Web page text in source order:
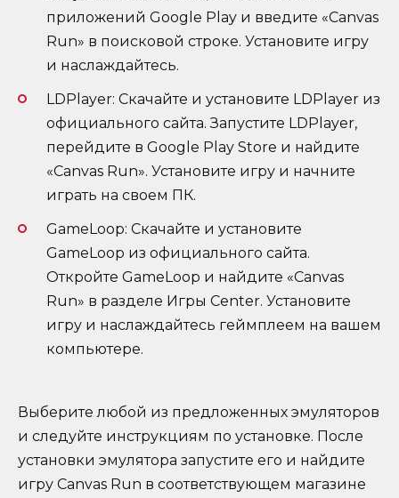
приложений Google Play и введите «Canvas
Run» в поисковой строке. Установите игру
и наслаждайтесь.
LDPlayer: Скачайте и установите LDPlayer из
официального сайта. Запустите LDPlayer,
перейдите в Google Play Store и найдите
«Canvas Run». Установите игру и начните
играть на своем ПК.
GameLoop: Скачайте и установите
GameLoop из официального сайта.
Откройте GameLoop и найдите «Canvas
Run» в разделе Игры Center. Установите
игру и наслаждайтесь геймплеем на вашем
компьютере.
Выберите любой из предложенных эмуляторов
и следуйте инструкциям по установке. После
установки эмулятора запустите его и найдите
игру Canvas Run в соответствующем магазине